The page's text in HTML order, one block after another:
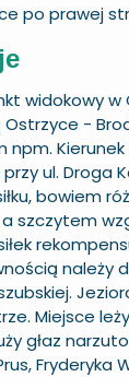
po prawej
widokowy w
-
npm.
ul. Droga
bowiem
szczytem
należy
Miejsce
głaz
Fryderyka